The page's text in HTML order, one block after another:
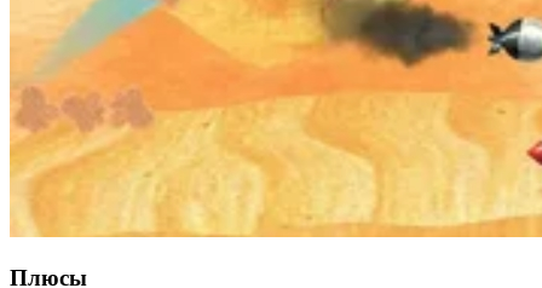
Плюсы